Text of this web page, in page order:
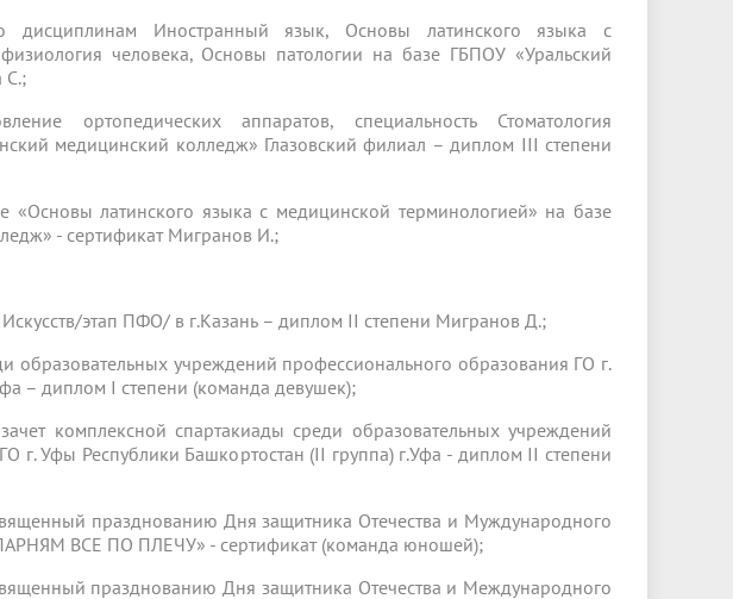
дисциплинам Иностранный язык, Основы латинского языка с
человека, Основы патологии на базе ГБПОУ «Уральский
С.;
ортопедических аппаратов, специальность Стоматология
медицинский колледж» Глазовский филиал – диплом III степени
«Основы латинского языка с медицинской терминологией» на базе
- сертификат Мигранов И.;
этап ПФО/ в г.Казань – диплом II степени Мигранов Д.;
образовательных учреждений профессионального образования ГО г.
– диплом I степени (команда девушек);
комплексной спартакиады среди образовательных учреждений
г. Уфы Республики Башкортостан (II группа) г.Уфа - диплом II степени
празднованию Дня защитника Отечества и Муждународного
ВСЕ ПО ПЛЕЧУ» - сертификат (команда юношей);
празднованию Дня защитника Отечества и Международного